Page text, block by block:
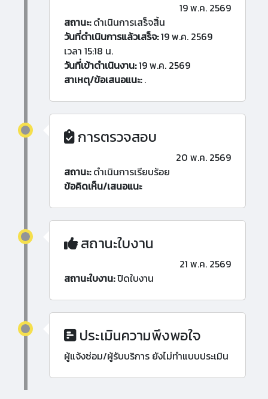
19 พ.ค. 2569
สถานะ:ดำเนินการเสร็จสิ้น
วันที่ดำเนินการแล้วเสร็จ:19 พ.ค. 2569
เวลา 15:18 น.
วันที่เข้าดำเนินงาน:19 พ.ค. 2569
สาเหตุ/ข้อเสนอแนะ:.
การตรวจสอบ
20 พ.ค. 2569
สถานะ:ดำเนินการเรียบร้อย
ข้อคิดเห็น/เสนอแนะ
สถานะใบงาน
21 พ.ค. 2569
สถานะใบงาน:ปิดใบงาน
ประเมินความพึงพอใจ
ผู้แจ้งซ่อม/ผู้รับบริการ ยังไม่ทำแบบประเมิน